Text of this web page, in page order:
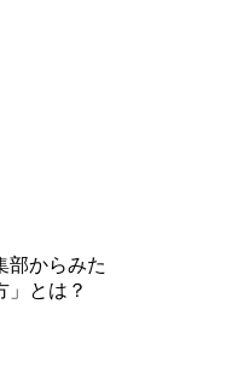
部からみた
」とは？